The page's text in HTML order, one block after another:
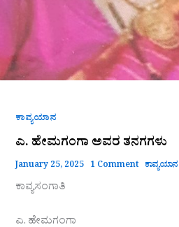
ಕಾವ್ಯಯಾನ
ಎ. ಹೇಮಗಂಗಾ ಅವರ ತನಗಗಳು
January 25, 2025 1 Comment ಕಾವ್ಯಯಾನ
ಕಾವ್ಯಸಂಗಾತಿ
ಎ. ಹೇಮಗಂಗಾ